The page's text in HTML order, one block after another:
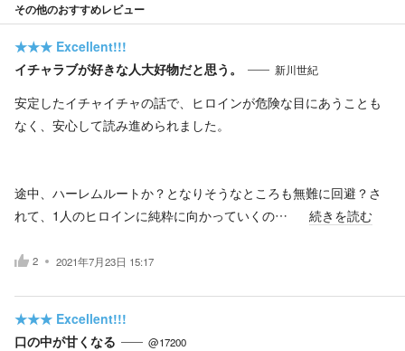
その他のおすすめレビュー
★★★ Excellent!!!
イチャラブが好きな人大好物だと思う。
新川世紀
安定したイチャイチャの話で、ヒロインが危険な目にあうことも
なく、安心して読み進められました。
途中、ハーレムルートか？となりそうなところも無難に回避？さ
れて、1人のヒロインに純粋に向かっていくの…
続きを読む
2 2021年7月23日 15:17
★★★ Excellent!!!
口の中が甘くなる
@17200